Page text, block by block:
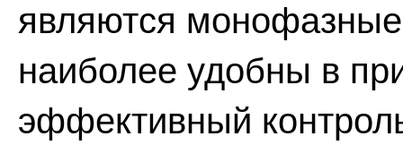
являются монофазные
наиболее удобны в
эффективный